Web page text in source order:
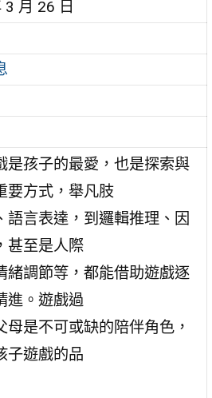
月 26 日
是孩子的最愛，也是探索與
要方式，舉凡肢
語言表達，到邏輯推理、因
甚至是人際
緒調節等，都能借助遊戲逐
進。遊戲過
母是不可或缺的陪伴角色，
子遊戲的品